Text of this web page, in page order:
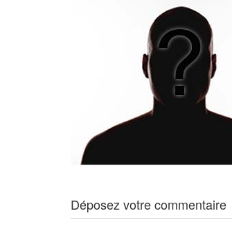
Déposez votre commentaire